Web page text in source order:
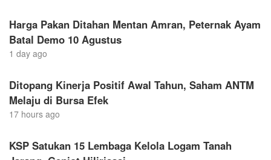
Harga Pakan Ditahan Mentan Amran, Peternak Ayam
Batal Demo 10 Agustus
1 day ago
Ditopang Kinerja Positif Awal Tahun, Saham ANTM
Melaju di Bursa Efek
17 hours ago
KSP Satukan 15 Lembaga Kelola Logam Tanah